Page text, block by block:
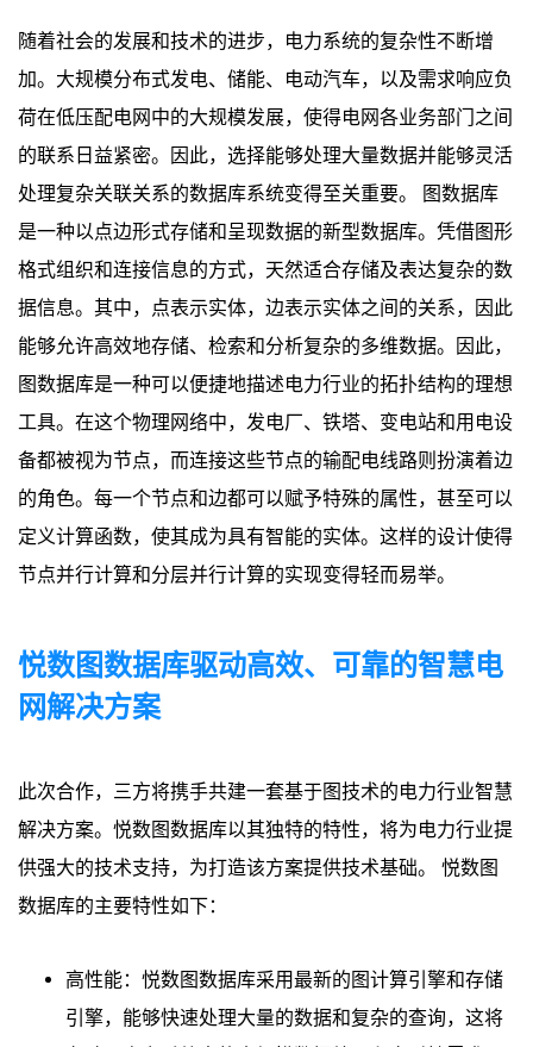
随着社会的发展和技术的进步，电力系统的复杂性不断增
加。大规模分布式发电、储能、电动汽车，以及需求响应负
荷在低压配电网中的大规模发展，使得电网各业务部门之间
的联系日益紧密。因此，选择能够处理大量数据并能够灵活
处理复杂关联关系的数据库系统变得至关重要。 图数据库
是一种以点边形式存储和呈现数据的新型数据库。凭借图形
格式组织和连接信息的方式，天然适合存储及表达复杂的数
据信息。其中，点表示实体，边表示实体之间的关系，因此
能够允许高效地存储、检索和分析复杂的多维数据。因此，
图数据库是一种可以便捷地描述电力行业的拓扑结构的理想
工具。在这个物理网络中，发电厂、铁塔、变电站和用电设
备都被视为节点，而连接这些节点的输配电线路则扮演着边
的角色。每一个节点和边都可以赋予特殊的属性，甚至可以
定义计算函数，使其成为具有智能的实体。这样的设计使得
节点并行计算和分层并行计算的实现变得轻而易举。
悦数图数据库驱动高效、可靠的智慧电
网解决方案
此次合作，三方将携手共建一套基于图技术的电力行业智慧
解决方案。悦数图数据库以其独特的特性，将为电力行业提
供强大的技术支持，为打造该方案提供技术基础。 悦数图
数据库的主要特性如下：
高性能：悦数图数据库采用最新的图计算引擎和存储
引擎，能够快速处理大量的数据和复杂的查询，这将